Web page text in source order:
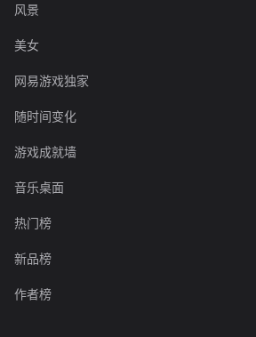
风景
美女
网易游戏独家
随时间变化
游戏成就墙
音乐桌面
热门榜
新品榜
作者榜